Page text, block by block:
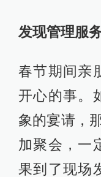
发现管理服
春节期间亲
开心的事。
象的宴请，
加聚会，一
果到了现场